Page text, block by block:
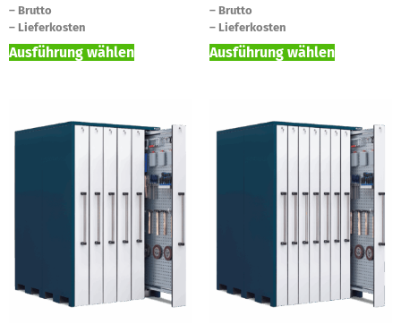
– Brutto
– Lieferkosten
Ausführung wählen
– Brutto
– Lieferkosten
Ausführung wählen